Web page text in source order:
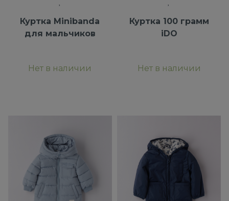
Куртка Minibanda
для мальчиков
Нет в наличии
Куртка 100 грамм
iDO
Нет в наличии